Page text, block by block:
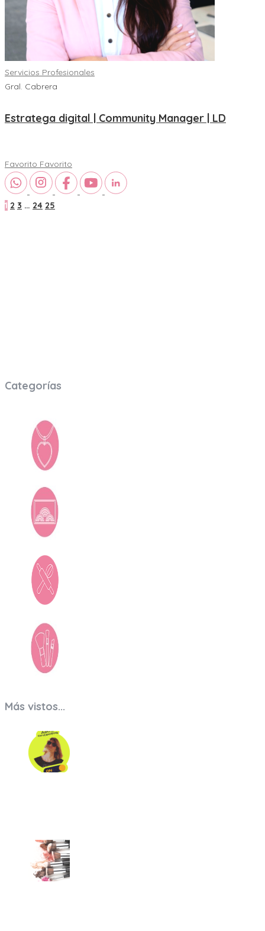
Servicios Profesionales
Gral. Cabrera
Estratega digital | Community Manager | LD
Favorito Favorito
1 2 3 … 24 25
Categorías
Más vistos...